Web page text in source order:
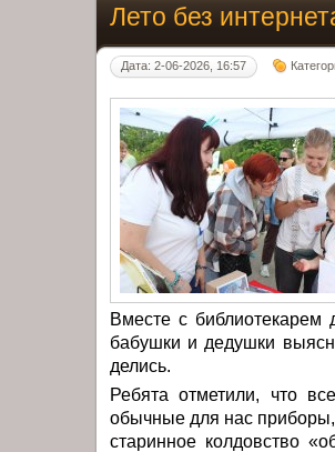
Лето без
Дата: 2-06-2026, 16:57
Вместе с
бабушки и дедушки
делись.
Ребята отметили, что
обычные для нас
старинное колдовство